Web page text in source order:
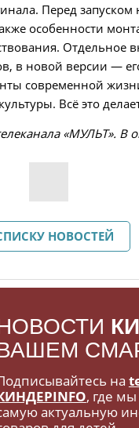
Перед
особенности
Отдельное
в новой версии —
современной
Всё это
«МУЛЬТ». В
НОВОСТЕЙ
на
, где
актуальную